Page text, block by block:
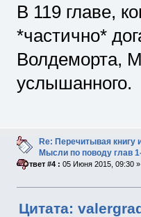
В 119 главе,
*частично*
Волдеморта,
услышанного.
Re: Перечитывая книгу
Мысли по поводу глав
«Ответ #4 : 05 Июня 2015, 09:30 »
Цитата: